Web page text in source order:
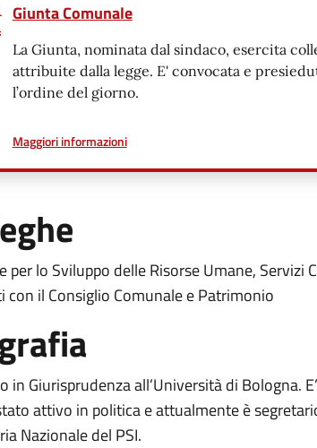
Giunta Comunale
La Giunta, nominata dal sindaco, esercita
attribuite dalla legge. E' convocata e
l’ordine del giorno.
Maggiori informazionia proposito di
per lo Sviluppo delle Risorse Umane, Servizi
con il Consiglio Comunale e Patrimonio
in Giurisprudenza all’Università di Bologna.
attivo in politica e attualmente è
Nazionale del PSI.